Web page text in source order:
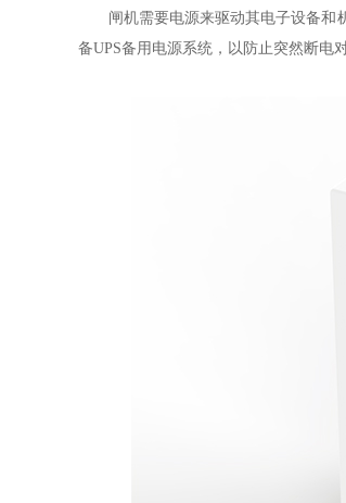
闸机需要电源来驱动其电子设备和
备UPS备用电源系统，以防止突然断电